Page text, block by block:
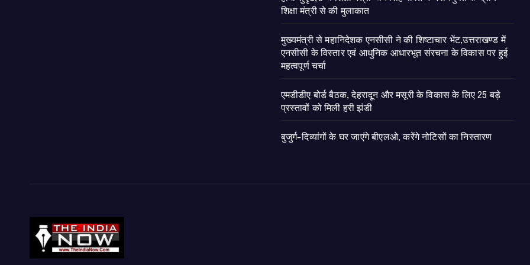
शिक्षा मंत्री से की मुलाकात
मुख्यमंत्री से महानिदेशक एनसीसी ने की शिष्टाचार भेंट,उत्तराखण्ड में
एनसीसी के विस्तार एवं आधुनिक आधारभूत संरचना के विकास पर हुई
महत्वपूर्ण चर्चा
एमडीडीए बोर्ड बैठक, देहरादून और मसूरी के विकास के लिए 25 बड़े
प्रस्तावों को मिली हरी झंडी
बुजुर्ग-दिव्यांगों के घर जाएंगे बीएलओ, करेंगे नोटिसों का निस्तारण